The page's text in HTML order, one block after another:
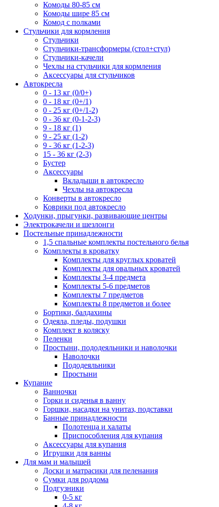
Комоды 80-85 см
Комоды шире 85 см
Комод с полками
Стульчики для кормления
Стульчики
Стульчики-трансформеры (стол+стул)
Стульчики-качели
Чехлы на стульчики для кормления
Аксессуары для стульчиков
Автокресла
0 - 13 кг (0/0+)
0 - 18 кг (0+/1)
0 - 25 кг (0+/1-2)
0 - 36 кг (0-1-2-3)
9 - 18 кг (1)
9 - 25 кг (1-2)
9 - 36 кг (1-2-3)
15 - 36 кг (2-3)
Бустер
Аксессуары
Вкладыши в автокресло
Чехлы на автокресла
Конверты в автокресло
Коврики под автокресло
Ходунки, прыгунки, развивающие центры
Электрокачели и шезлонги
Постельные принадлежности
1,5 спальные комплекты постельного белья
Комплекты в кроватку
Комплекты для круглых кроватей
Комплекты для овальных кроватей
Комплекты 3-4 предмета
Комплекты 5-6 предметов
Комплекты 7 предметов
Комплекты 8 предметов и более
Бортики, балдахины
Одеяла, пледы, подушки
Комплект в коляску
Пеленки
Простыни, пододеяльники и наволочки
Наволочки
Пододеяльники
Простыни
Купание
Ванночки
Горки и сиденья в ванну
Горшки, насадки на унитаз, подставки
Банные принадлежности
Полотенца и халаты
Приспособления для купания
Аксессуары для купания
Игрушки для ванны
Для мам и малышей
Доски и матрасики для пеленания
Сумки для роддома
Подгузники
0-5 кг